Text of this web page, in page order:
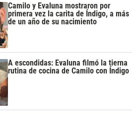
Camilo y Evaluna mostraron por
primera vez la carita de Índigo, a más
de un año de su nacimiento
A escondidas: Evaluna filmó la tierna
rutina de cocina de Camilo con Índigo